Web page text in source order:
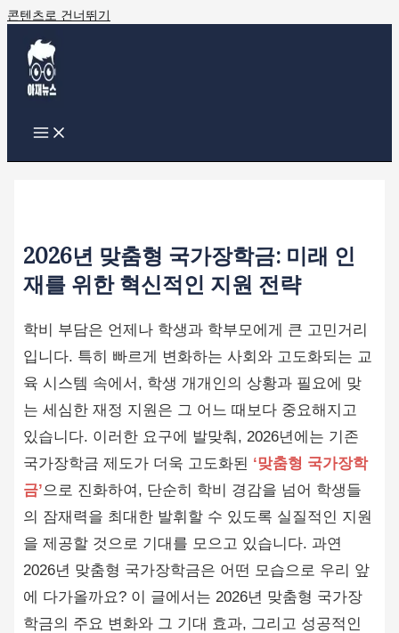
콘텐츠로 건너뛰기
2026년 맞춤형 국가장학금: 미래 인
재를 위한 혁신적인 지원 전략
학비 부담은 언제나 학생과 학부모에게 큰 고민거리
입니다. 특히 빠르게 변화하는 사회와 고도화되는 교
육 시스템 속에서, 학생 개개인의 상황과 필요에 맞
는 세심한 재정 지원은 그 어느 때보다 중요해지고
있습니다. 이러한 요구에 발맞춰, 2026년에는 기존
국가장학금 제도가 더욱 고도화된 ‘맞춤형 국가장학
금’으로 진화하여, 단순히 학비 경감을 넘어 학생들
의 잠재력을 최대한 발휘할 수 있도록 실질적인 지원
을 제공할 것으로 기대를 모으고 있습니다. 과연
2026년 맞춤형 국가장학금은 어떤 모습으로 우리 앞
에 다가올까요? 이 글에서는 2026년 맞춤형 국가장
학금의 주요 변화와 그 기대 효과, 그리고 성공적인